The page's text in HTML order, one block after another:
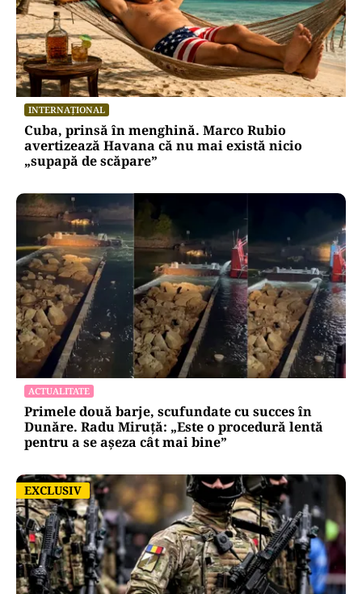
INTERNAȚIONAL
Cuba, prinsă în menghină. Marco Rubio
avertizează Havana că nu mai există nicio
„supapă de scăpare”
ACTUALITATE
Primele două barje, scufundate cu succes în
Dunăre. Radu Miruță: „Este o procedură lentă
pentru a se așeza cât mai bine”
EXCLUSIV
EXCLUSIV